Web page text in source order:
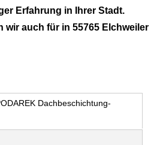
Erfahrung in Ihrer Stadt.
wir auch für in 55765 Elchweiler
Dachbeschichtung-